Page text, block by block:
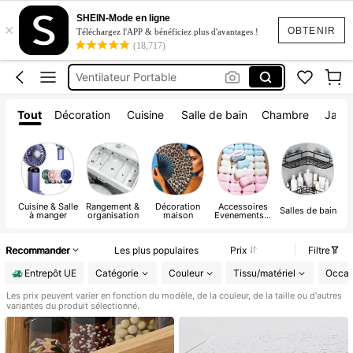
OBTENIR
×
SHEIN-Mode en ligne
Téléchargez l'APP & bénéficiez plus d'avantages !
(18,717)
Squishy
Sqiushy
Gourde
Ventilateur Portable
Tout Décoration Cuisine Salle de bain Chambre
Cuisine & Salle
à manger
Rangement &
organisation
Décoration
maison
Accessoires
Evenements & Salles de bain
Recommander Les plus populaires Prix
Filtre
Entrepôt UE
Catégorie Couleur Tissu/matériel
Les prix peuvent varier en fonction du modèle, de la couleur, de la taille ou d'autres
variantes du produit sélectionné.